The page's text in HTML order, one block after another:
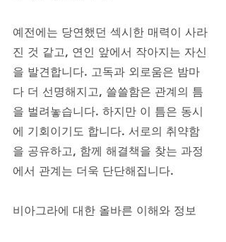
예전에는 당연했던 섹시한 매력이 사라
진 것 같고, 연인 앞에서 작아지는 자신
을 발견합니다. 고독과 외로움은 밤마
다 더 선명해지고, 쓸쓸함은 관계의 틈
을 벌려놓습니다. 하지만 이 틈은 동시
에 기회이기도 합니다. 서로의 취약함
을 공유하고, 함께 해결책을 찾는 과정
에서 관계는 더욱 단단해집니다.
비아그라에 대한 올바른 이해와 정보